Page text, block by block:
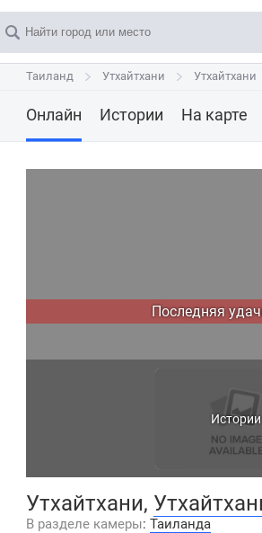
Таиланд Утхайтхани Утхайтхани
Таиланд Утхайтхани Утхайтхани
Онлайн Истории На карте
Последняя
Истории
Утхайтхани,
В разделе камеры: Таиланда